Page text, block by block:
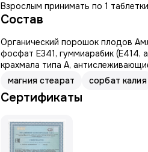
Взрослым принимать по 1
Состав
Органический порошок плодов
фосфат Е341, гуммиарабик (Е414,
крахмала типа А,
магния стеарат
сорбат калия
Сертификаты